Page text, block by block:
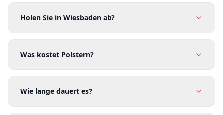
Holen Sie in Wiesbaden ab?
Was kostet Polstern?
Wie lange dauert es?